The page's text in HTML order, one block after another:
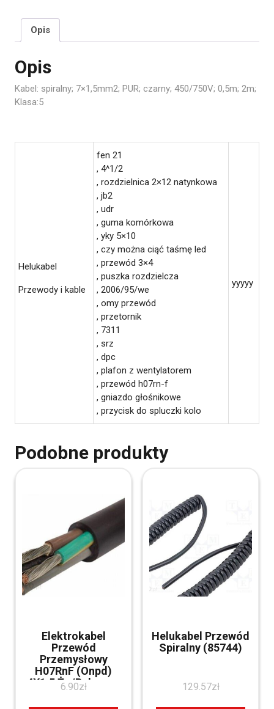
Opis
Opis
Kabel: spiralny; 7×1,5mm2; PUR; czarny; 450/750V; 0,5m; 2m;
Klasa:5
Helukabel
Przewody i kable
fen 21
, 4^1/2
, rozdzielnica 2×12 natynkowa
, jb2
, udr
, guma komórkowa
, yky 5×10
, czy można ciąć taśmę led
, przewód 3×4
, puszka rozdzielcza
, 2006/95/we
, omy przewód
, przetornik
, 7311
, srz
, dpc
, plafon z wentylatorem
, przewód h07rn-f
, gniazdo głośnikowe
, przycisk do spluczki kolo
yyyyy
Podobne produkty
Elektrokabel
Przewód
Przemysłowy
H07RnF (Onpd)
4X1,5 Żo/Bębnowy
Onpd4X15
6.90zł
Helukabel Przewód
Spiralny (85744)
129.57zł